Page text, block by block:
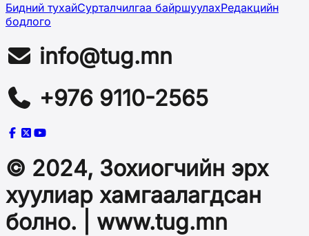
Бидний тухайСурталчилгаа байршуулахРедакцийн
бодлого
info@tug.mn
+976 9110-2565
© 2024, Зохиогчийн эрх
хуулиар хамгаалагдсан
болно. | www.tug.mn